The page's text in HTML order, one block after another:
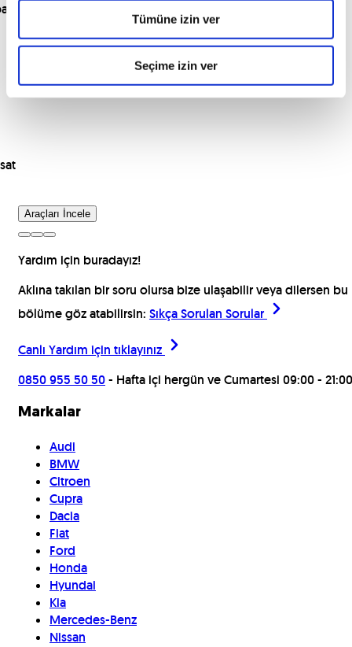
Tümüne izin ver
Seçime izin ver
Araçları İncele
Yardım için buradayız!
Aklına takılan bir soru olursa bize ulaşabilir veya dilersen bu
bölüme göz atabilirsin: Sıkça Sorulan Sorular
Canlı Yardım için tıklayınız
0850 955 50 50- Hafta içi hergün ve Cumartesi 09:00 - 21:00
Markalar
Audi
BMW
Citroen
Cupra
Dacia
Fiat
Ford
Honda
Hyundai
Kia
Mercedes-Benz
Nissan